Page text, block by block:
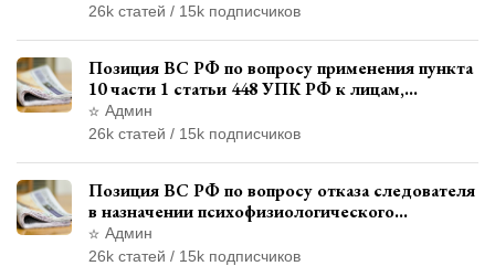
26k статей / 15k подписчиков
Позиция ВС РФ по вопросу применения пункта
10 части 1 статьи 448 УПК РФ к лицам,
уволенным из следственных органов
Админ
26k статей / 15k подписчиков
Позиция ВС РФ по вопросу отказа следователя
в назначении психофизиологического
исследования показаний обвиняемой с
использованием полиграфа
Админ
26k статей / 15k подписчиков